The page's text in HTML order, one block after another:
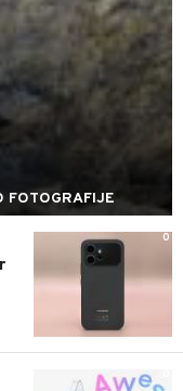
FOTOGRAFIJE
0